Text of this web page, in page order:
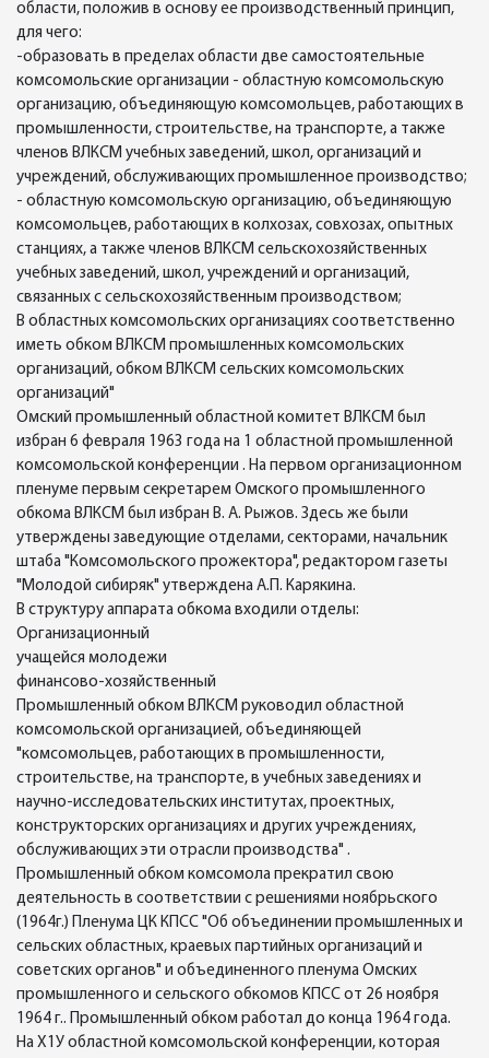
области, положив в основу ее производственный принцип,
для чего:
-образовать в пределах области две самостоятельные
комсомольские организации - областную комсомольскую
организацию, объединяющую комсомольцев, работающих в
промышленности, строительстве, на транспорте, а также
членов ВЛКСМ учебных заведений, школ, организаций и
учреждений, обслуживающих промышленное производство;
- областную комсомольскую организацию, объединяющую
комсомольцев, работающих в колхозах, совхозах, опытных
станциях, а также членов ВЛКСМ сельскохозяйственных
учебных заведений, школ, учреждений и организаций,
связанных с сельскохозяйственным производством;
В областных комсомольских организациях соответственно
иметь обком ВЛКСМ промышленных комсомольских
организаций, обком ВЛКСМ сельских комсомольских
организаций"
Омский промышленный областной комитет ВЛКСМ был
избран 6 февраля 1963 года на 1 областной промышленной
комсомольской конференции . На первом организационном
пленуме первым секретарем Омского промышленного
обкома ВЛКСМ был избран В. А. Рыжов. Здесь же были
утверждены заведующие отделами, секторами, начальник
штаба "Комсомольского прожектора", редактором газеты
"Молодой сибиряк" утверждена А.П. Карякина.
В структуру аппарата обкома входили отделы:
Организационный
учащейся молодежи
финансово-хозяйственный
Промышленный обком ВЛКСМ руководил областной
комсомольской организацией, объединяющей
"комсомольцев, работающих в промышленности,
строительстве, на транспорте, в учебных заведениях и
научно-исследовательских институтах, проектных,
конструкторских организациях и других учреждениях,
обслуживающих эти отрасли производства" .
Промышленный обком комсомола прекратил свою
деятельность в соответствии с решениями ноябрьского
(1964г.) Пленума ЦК КПСС "Об объединении промышленных и
сельских областных, краевых партийных организаций и
советских органов" и объединенного пленума Омских
промышленного и сельского обкомов КПСС от 26 ноября
1964 г.. Промышленный обком работал до конца 1964 года.
На Х1У областной комсомольской конференции, которая